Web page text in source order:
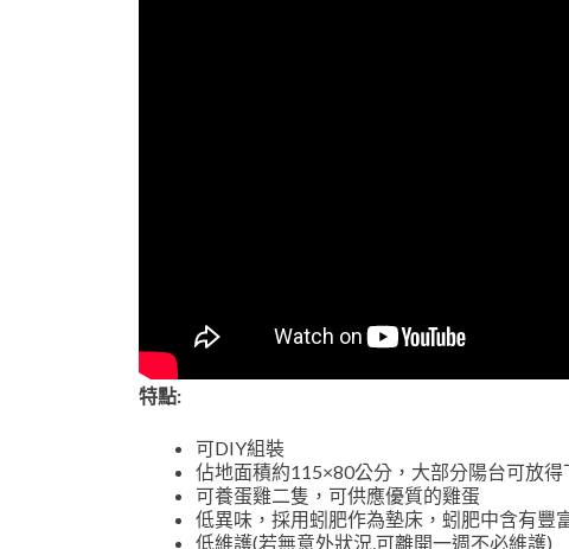
特點:
可DIY組裝
佔地面積約115×80公分，大部分陽台可放得
可養蛋雞二隻，可供應優質的雞蛋
低異味，採用蚓肥作為墊床，蚓肥中含有豐
低維護(若無意外狀況,可離開一週不必維護)